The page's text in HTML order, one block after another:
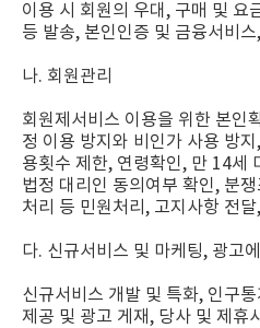
이용 시 회원의 우대, 구매 및 요
등 발송, 본인인증 및 금융서비
나. 회원관리
회원제서비스 이용을 위한 본인
정 이용 방지와 비인가 사용 방
용횟수 제한, 연령확인, 만 14세
법정 대리인 동의여부 확인, 분
처리 등 민원처리, 고지사항 전
다. 신규서비스 및 마케팅, 광고
신규서비스 개발 및 특화, 인구
제공 및 광고 게재, 당사 및 제휴